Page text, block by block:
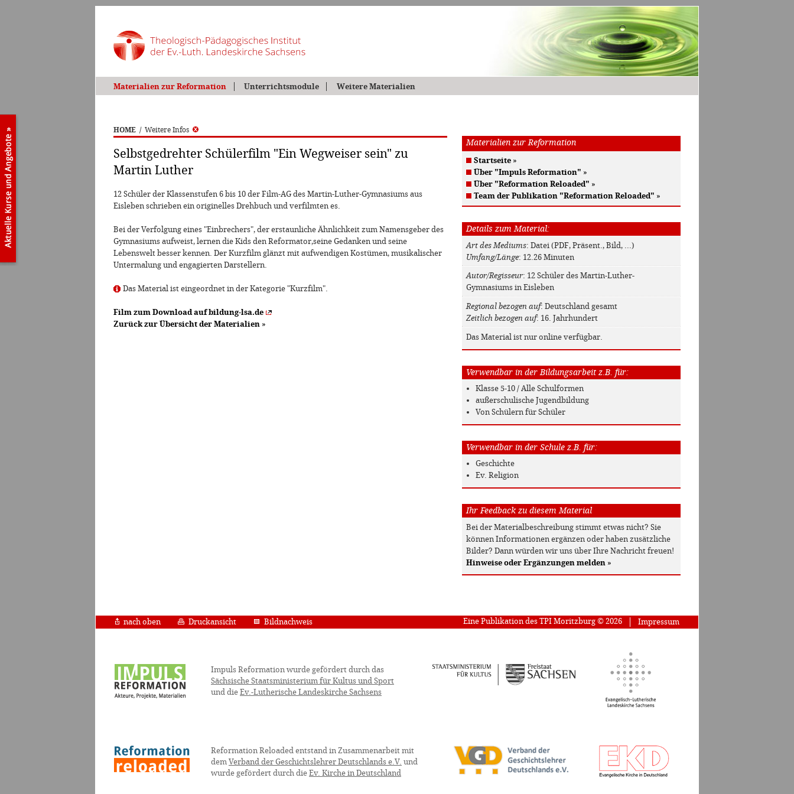
Materialien zur Reformation Unterrichtsmodule Weitere Materialien
HOME / Weitere Infos
Selbstgedrehter Schülerfilm "Ein Wegweiser sein" zu
Martin Luther
12 Schüler der Klassenstufen 6 bis 10 der Film-AG des Martin-Luther-Gymnasiums aus
Eisleben schrieben ein originelles Drehbuch und verfilmten es.
Bei der Verfolgung eines "Einbrechers", der erstaunliche Ähnlichkeit zum Namensgeber des
Gymnasiums aufweist, lernen die Kids den Reformator,seine Gedanken und seine
Lebenswelt besser kennen. Der Kurzfilm glänzt mit aufwendigen Kostümen, musikalischer
Untermalung und engagierten Darstellern.
Das Material ist eingeordnet in der Kategorie "Kurzfilm".
Film zum Download auf bildung-lsa.de
Zurück zur Übersicht der Materialien »
Materialien zur Reformation
Startseite »
Über "Impuls Reformation" »
Über "Reformation Reloaded" »
Team der Publikation "Reformation Reloaded" »
Details zum Material:
Art des Mediums: Datei (PDF, Präsent., Bild, ...)
Umfang/Länge: 12.26 Minuten
Autor/Regisseur: 12 Schüler des Martin-Luther-
Gymnasiums in Eisleben
Regional bezogen auf: Deutschland gesamt
Zeitlich bezogen auf: 16. Jahrhundert
Das Material ist nur online verfügbar.
Verwendbar in der Bildungsarbeit z.B. für:
Klasse 5-10 / Alle Schulformen
außerschulische Jugendbildung
Von Schülern für Schüler
Verwendbar in der Schule z.B. für:
Geschichte
Ev. Religion
Ihr Feedback zu diesem Material
Bei der Materialbeschreibung stimmt etwas nicht? Sie
können Informationen ergänzen oder haben zusätzliche
Bilder? Dann würden wir uns über Ihre Nachricht freuen!
Hinweise oder Ergänzungen melden »
Impressum
Eine Publikation des TPI Moritzburg © 2026
nach oben Druckansicht Bildnachweis
Impuls Reformation wurde gefördert durch das
Sächsische Staatsministerium für Kultus und Sport
und die Ev.-Lutherische Landeskirche Sachsens
Reformation Reloaded entstand in Zusammenarbeit mit
dem Verband der Geschichtslehrer Deutschlands e.V. und
wurde gefördert durch die Ev. Kirche in Deutschland